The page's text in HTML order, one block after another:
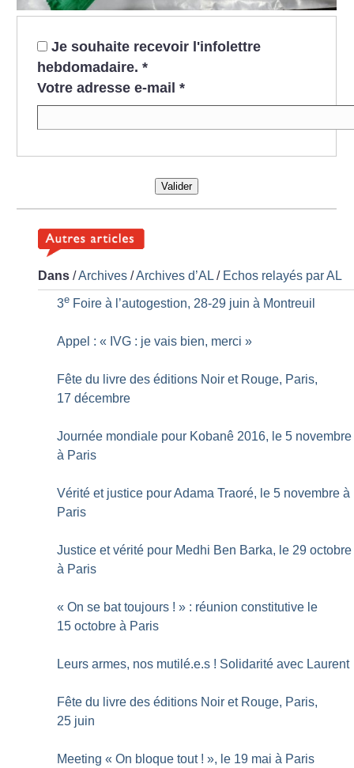
Je souhaite recevoir l'infolettre
hebdomadaire. *
Votre adresse e-mail *
Valider
Dans /Archives /Archives d’AL / Echos relayés par AL
3e Foire à l’autogestion, 28-29 juin à Montreuil
Appel : « IVG : je vais bien, merci »
Fête du livre des éditions Noir et Rouge, Paris,
17 décembre
Journée mondiale pour Kobanê 2016, le 5 novembre
à Paris
Vérité et justice pour Adama Traoré, le 5 novembre à
Paris
Justice et vérité pour Medhi Ben Barka, le 29 octobre
à Paris
« On se bat toujours ! » : réunion constitutive le
15 octobre à Paris
Leurs armes, nos mutilé.e.s ! Solidarité avec Laurent
Fête du livre des éditions Noir et Rouge, Paris,
25 juin
Meeting « On bloque tout ! », le 19 mai à Paris